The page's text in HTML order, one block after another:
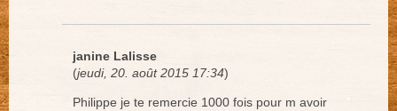
janine Lalisse
(jeudi, 20. août 2015 17:34)
Philippe je te remercie 1000 fois pour m avoir